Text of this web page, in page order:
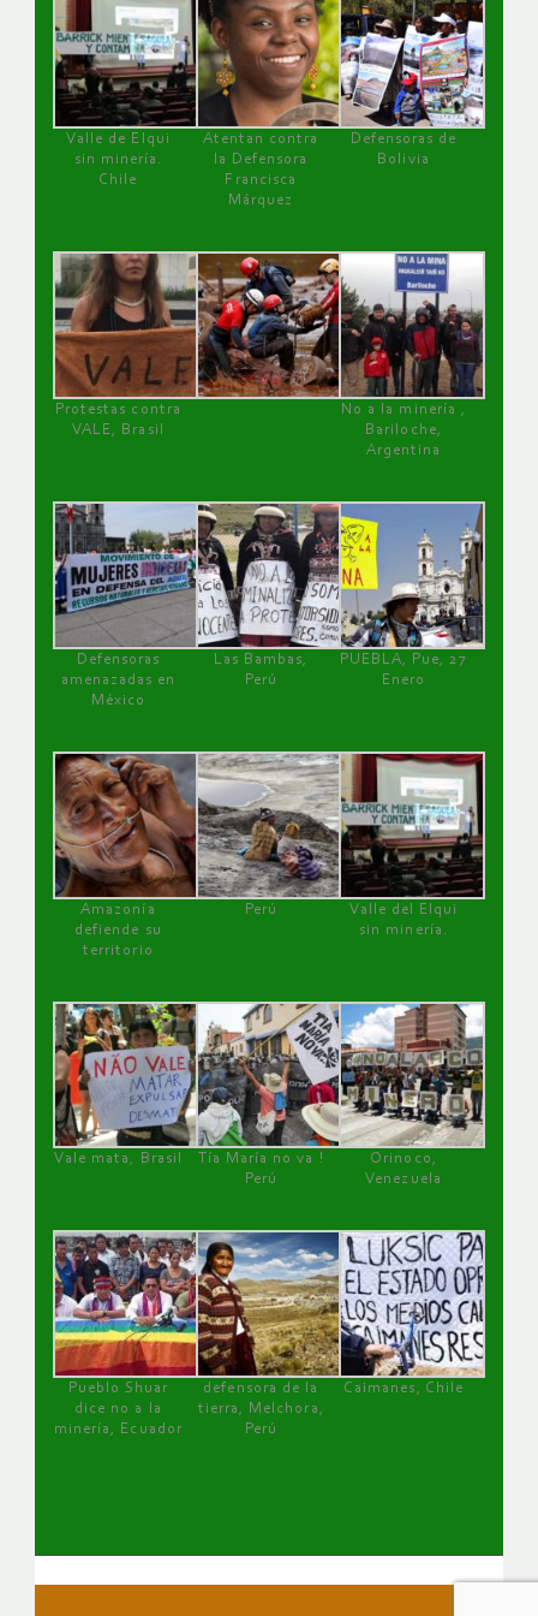
Valle de Elqui
sin minería.
Chile
Atentan contra
la Defensora
Francisca
Márquez
Defensoras de
Bolivia
Protestas contra
VALE, Brasil
No a la minería ,
Bariloche,
Argentina
Defensoras
amenazadas en
México
Las Bambas,
Perú
PUEBLA, Pue, 27
Enero
Amazonía
defiende su
territorio
Perú
Valle del Elqui
sin minería.
Vale mata, Brasil
Tía María no va !
Perú
Orinoco,
Venezuela
Pueblo Shuar
dice no a la
minería, Ecuador
defensora de la
tierra, Melchora,
Perú
Caimanes, Chile